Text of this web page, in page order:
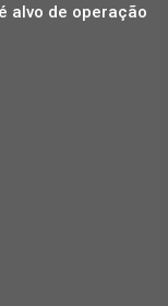
alvo de operação